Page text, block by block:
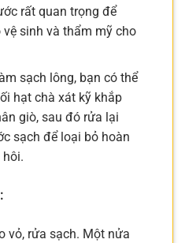
rất quan trọng để
sinh và thẩm mỹ cho
sạch lông, bạn có thể
hạt chà xát kỹ khắp
giò, sau đó rửa lại
sạch để loại bỏ hoàn
vỏ, rửa sạch. Một nửa